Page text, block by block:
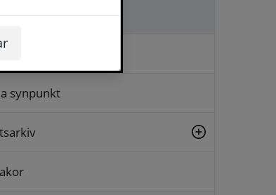
en fråga
synpunkt